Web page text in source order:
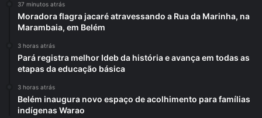
37 minutos atrás
Moradora flagra jacaré atravessando a Rua da Marinha, na
Marambaia, em Belém
3 horas atrás
Pará registra melhor Ideb da história e avança em todas as
etapas da educação básica
3 horas atrás
Belém inaugura novo espaço de acolhimento para famílias
indígenas Warao